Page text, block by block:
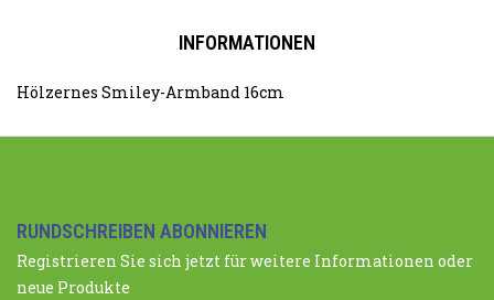
INFORMATIONEN
Hölzernes Smiley-Armband 16cm
RUNDSCHREIBEN ABONNIEREN
Registrieren Sie sich jetzt für weitere Informationen oder
neue Produkte